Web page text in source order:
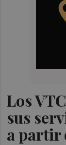
Los
sus
a partir